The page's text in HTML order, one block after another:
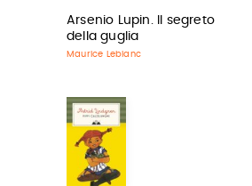
Arsenio Lupin. Il segreto
della guglia
Maurice Leblanc